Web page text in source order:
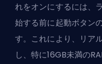
れをオンにするには、
始する前に起動ボタン
す。これにより、リア
し、特に16GB未満の